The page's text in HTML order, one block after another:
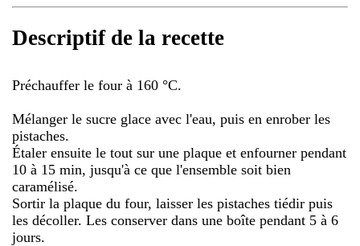
Descriptif de la recette
Préchauffer le four à 160 °C.
Mélanger le sucre glace avec l'eau, puis en enrober les
pistaches.
Étaler ensuite le tout sur une plaque et enfourner pendant
10 à 15 min, jusqu'à ce que l'ensemble soit bien
caramélisé.
Sortir la plaque du four, laisser les pistaches tiédir puis
les décoller. Les conserver dans une boîte pendant 5 à 6
jours.